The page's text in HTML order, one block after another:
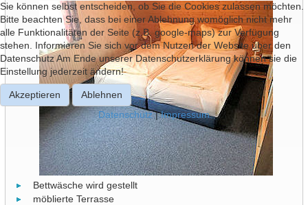
Bettwäsche wird gestellt
möblierte Terrasse
Sie können selbst entscheiden, ob Sie die Cookies zulassen möchten.
Bitte beachten Sie, dass bei einer Ablehnung womöglich nicht mehr
alle Funktionalitäten der Seite (z.B. google-maps) zur Verfügung
stehen. Informieren Sie sich vor dem Nutzen der Website über den
Datenschutz Am Ende unserer Datenschutzerklärung können sie die
Einstellung jederzeit ändern!
Akzeptieren
Ablehnen
Datenschutz|Impressum